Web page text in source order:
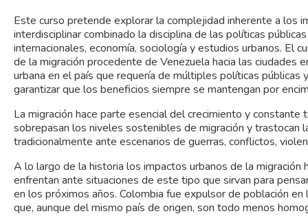
Este curso pretende explorar la complejidad inherente a los
interdisciplinar combinado la disciplina de las políticas
internacionales, economía, sociología y estudios urbanos. El
de la migración procedente de Venezuela hacia las ciudades
urbana en el país que requería de múltiples políticas
garantizar que los beneficios siempre se mantengan por
La migración hace parte esencial del crecimiento y
sobrepasan los niveles sostenibles de migración y
tradicionalmente ante escenarios de guerras, conflictos,
A lo largo de la historia los impactos urbanos de la
enfrentan ante situaciones de este tipo que sirvan para
en los próximos años. Colombia fue expulsor de población
que, aunque del mismo país de origen, son todo menos